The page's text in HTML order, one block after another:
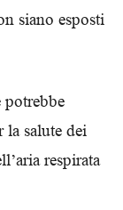
siano esposti
potrebbe
salute dei
respirata